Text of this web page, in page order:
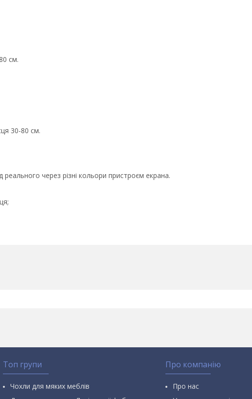
см.
30-80 см.
через різні кольори пристроєм екрана.
Топ групи
Чохли для мяких меблів
Про компанію
Про нас